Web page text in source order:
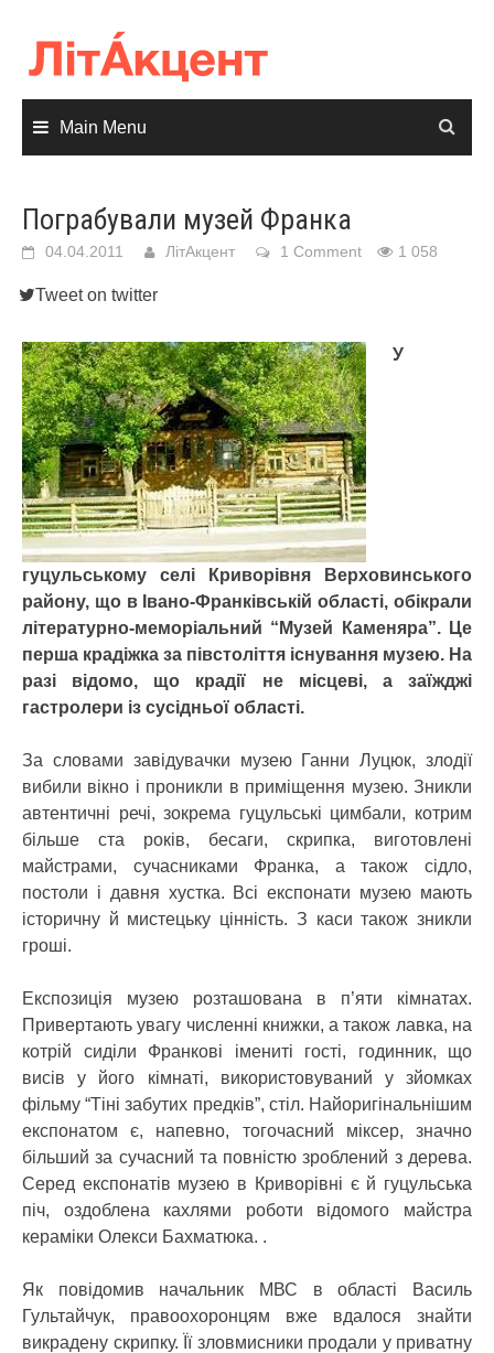
content
Main Menu
Пограбували музей Франка
04.04.2011 ЛітАкцент 1 Comment 1 058
Tweet on twitter
У
гуцульському селі Криворівня Верховинського
району, що в Івано-Франківській області, обікрали
літературно-меморіальний “Музей Каменяра”. Це
перша крадіжка за півстоліття існування музею. На
разі відомо, що крадії не місцеві, а заїжджі
гастролери із сусідньої області.
За словами завідувачки музею Ганни Луцюк, злодії
вибили вікно і проникли в приміщення музею. Зникли
автентичні речі, зокрема гуцульські цимбали, котрим
більше ста років, бесаги, скрипка, виготовлені
майстрами, сучасниками Франка, а також сідло,
постоли і давня хустка. Всі експонати музею мають
історичну й мистецьку цінність. З каси також зникли
гроші.
Експозиція музею розташована в п’яти кімнатах.
Привертають увагу численні книжки, а також лавка, на
котрій сиділи Франкові імениті гості, годинник, що
висів у його кімнаті, використовуваний у зйомках
фільму “Тіні забутих предків”, стіл. Найоригінальнішим
експонатом є, напевно, тогочасний міксер, значно
більший за сучасний та повністю зроблений з дерева.
Серед експонатів музею в Криворівні є й гуцульська
піч, оздоблена кахлями роботи відомого майстра
кераміки Олекси Бахматюка. .
Як повідомив начальник МВС в області Василь
Гультайчук, правоохоронцям вже вдалося знайти
викрадену скрипку. Її зловмисники продали у приватну